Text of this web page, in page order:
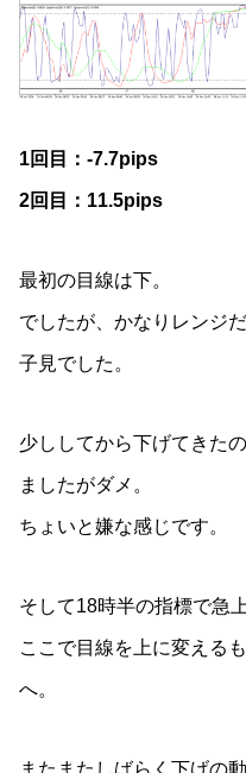
1回目：-7.7pips
2回目：11.5pips
最初の目線は下。
でしたが、かなりレンジ
子見でした。
少ししてから下げてきた
ましたがダメ。
ちょいと嫌な感じです。
そして18時半の指標で急上
ここで目線を上に変える
へ。
またまたしばらく下げの